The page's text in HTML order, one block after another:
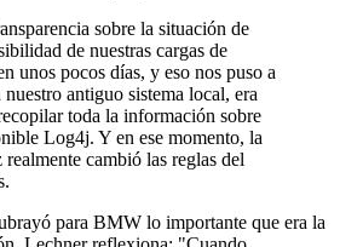
sobre la situación de
de nuestras cargas de
unos pocos días, y eso nos puso a
antiguo sistema local, era
toda la información sobre
Log4j. Y en ese momento, la
cambió las reglas del
para BMW lo importante que era la